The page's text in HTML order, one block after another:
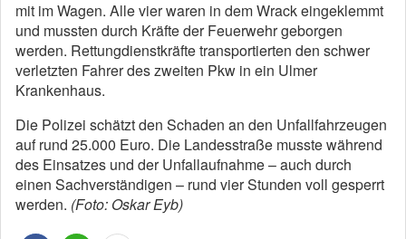
mit im Wagen. Alle vier waren in dem Wrack eingeklemmt
und mussten durch Kräfte der Feuerwehr geborgen
werden. Rettungdienstkräfte transportierten den schwer
verletzten Fahrer des zweiten Pkw in ein Ulmer
Krankenhaus.
Die Polizei schätzt den Schaden an den Unfallfahrzeugen
auf rund 25.000 Euro. Die Landesstraße musste während
des Einsatzes und der Unfallaufnahme – auch durch
einen Sachverständigen – rund vier Stunden voll gesperrt
werden. (Foto: Oskar Eyb)